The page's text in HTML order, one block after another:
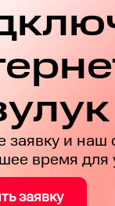
и наш
время для
заявку